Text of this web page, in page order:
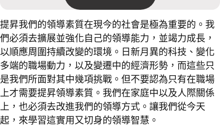
提昇我們的領導素質在現今的社會是極為重要的。我
們必須去擴展並強化自己的領導能力，並竭力成長，
以順應周圍持續改變的環境。日新月異的科技、變化
多端的職場動力，以及變遷中的經濟形勢，而這些只
是我們所面對其中幾項挑戰。但不要認為只有在職場
上才需要提昇領導素質。我們在家庭中以及人際關係
上，也必須去改進我們的領導方式。讓我們從今天
起，來學習這實用又切身的領導智慧。